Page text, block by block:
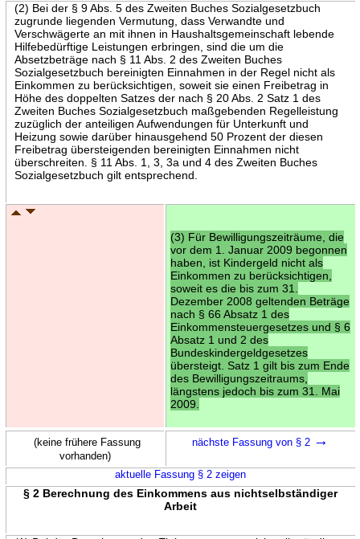
(2) Bei der § 9 Abs. 5 des Zweiten Buches Sozialgesetzbuch
zugrunde liegenden Vermutung, dass Verwandte und
Verschwägerte an mit ihnen in Haushaltsgemeinschaft lebende
Hilfebedürftige Leistungen erbringen, sind die um die
Absetzbeträge nach § 11 Abs. 2 des Zweiten Buches
Sozialgesetzbuch bereinigten Einnahmen in der Regel nicht als
Einkommen zu berücksichtigen, soweit sie einen Freibetrag in
Höhe des doppelten Satzes der nach § 20 Abs. 2 Satz 1 des
Zweiten Buches Sozialgesetzbuch maßgebenden Regelleistung
zuzüglich der anteiligen Aufwendungen für Unterkunft und
Heizung sowie darüber hinausgehend 50 Prozent der diesen
Freibetrag übersteigenden bereinigten Einnahmen nicht
überschreiten. § 11 Abs. 1, 3, 3a und 4 des Zweiten Buches
Sozialgesetzbuch gilt entsprechend.
(3) Für Bewilligungszeiträume, die
vor dem 1. Januar 2009 begonnen
haben, ist Kindergeld nicht als
Einkommen zu berücksichtigen,
soweit es die bis zum 31.
Dezember 2008 geltenden Beträge
nach § 66 Absatz 1 des
Einkommensteuergesetzes und § 6
Absatz 1 und 2 des
Bundeskindergeldgesetzes
übersteigt. Satz 1 gilt bis zum Ende
des Bewilligungszeitraums,
längstens jedoch bis zum 31. Mai
2009.
(keine frühere Fassung
vorhanden)
nächste Fassung von § 2 →
aktuelle Fassung § 2 zeigen
§ 2 Berechnung des Einkommens aus nichtselbständiger
Arbeit